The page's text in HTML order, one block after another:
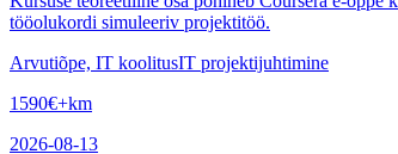
tööolukordi simuleeriv projektitöö.
Arvutiõpe, IT koolitusIT projektijuhtimine
1590€+km
2026-08-13